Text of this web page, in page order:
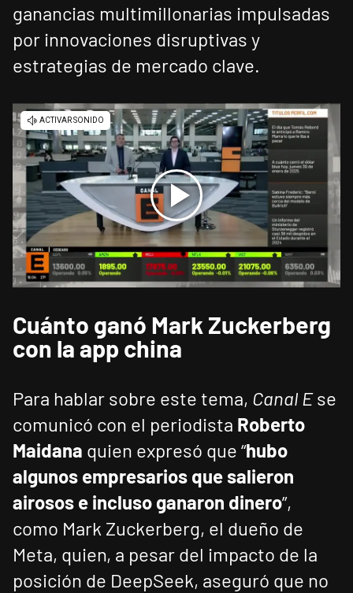
ganancias multimillonarias impulsadas
por innovaciones disruptivas y
estrategias de mercado clave.
Cuánto ganó Mark Zuckerberg
con la app china
Para hablar sobre este tema, Canal Ese
comunicó con el periodista Roberto
Maidana quien expresó que “hubo
algunos empresarios que salieron
airosos e incluso ganaron dinero”,
como Mark Zuckerberg, el dueño de
Meta, quien, a pesar del impacto de la
posición de DeepSeek, aseguró que no